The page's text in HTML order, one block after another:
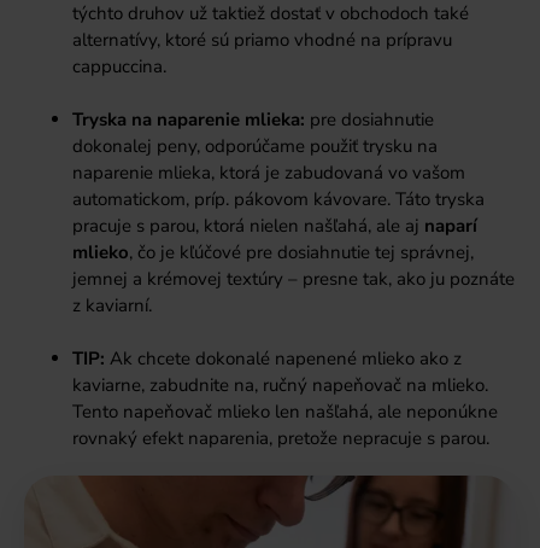
týchto druhov už taktiež dostať v obchodoch také
alternatívy, ktoré sú priamo vhodné na prípravu
cappuccina.
Tryska na naparenie mlieka: pre dosiahnutie
dokonalej peny, odporúčame použiť trysku na
naparenie mlieka, ktorá je zabudovaná vo vašom
automatickom, príp. pákovom kávovare. Táto tryska
pracuje s parou, ktorá nielen našľahá, ale aj naparí
mlieko, čo je kľúčové pre dosiahnutie tej správnej,
jemnej a krémovej textúry – presne tak, ako ju poznáte
z kaviarní.
TIP: Ak chcete dokonalé napenené mlieko ako z
kaviarne, zabudnite na, ručný napeňovač na mlieko.
Tento napeňovač mlieko len našľahá, ale neponúkne
rovnaký efekt naparenia, pretože nepracuje s parou.